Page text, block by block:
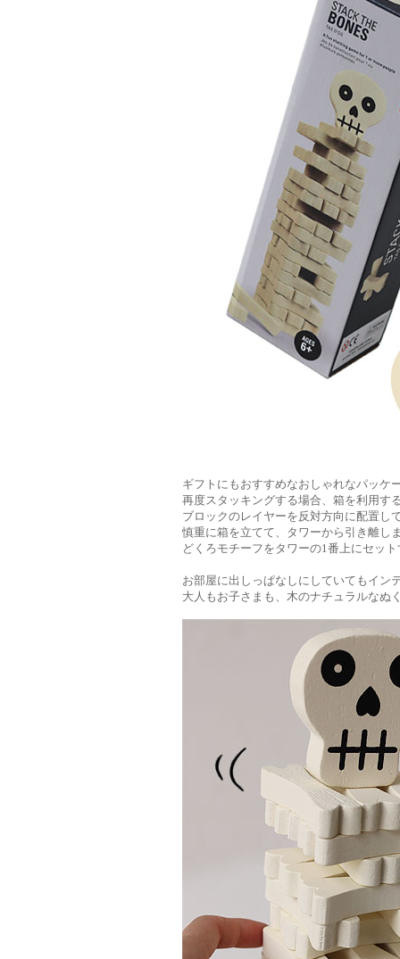
ギフトにもおすすめなおしゃれなパッケ
再度スタッキングする場合、箱を利用す
ブロックのレイヤーを反対方向に配置し
慎重に箱を立てて、タワーから引き離し
どくろモチーフをタワーの1番上にセッ
お部屋に出しっぱなしにしていてもイン
大人もお子さまも、木のナチュラルなぬ